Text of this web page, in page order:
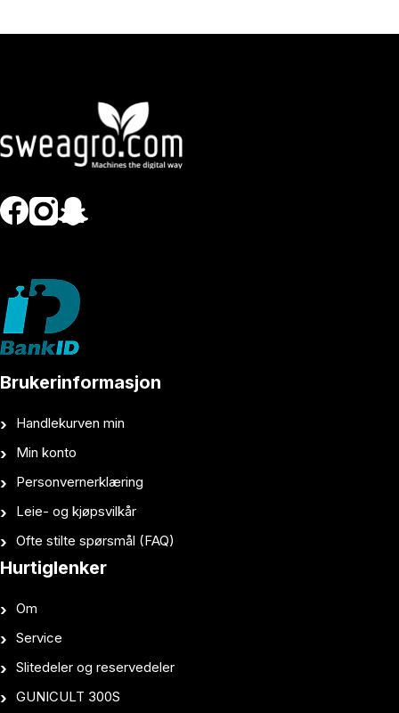
Brukerinformasjon
Handlekurven min
Min konto
Personvernerklæring
Leie- og kjøpsvilkår
Ofte stilte spørsmål (FAQ)
Hurtiglenker
Om
Service
Slitedeler og reservedeler
GUNICULT 300S